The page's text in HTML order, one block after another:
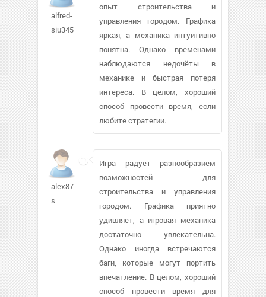
alfred-
siu345
опыт строительства и
управления городом. Графика
яркая, а механика интуитивно
понятна. Однако временами
наблюдаются недочёты в
механике и быстрая потеря
интереса. В целом, хороший
способ провести время, если
любите стратегии.
alex87-
s
Игра радует разнообразием
возможностей для
строительства и управления
городом. Графика приятно
удивляет, а игровая механика
достаточно увлекательна.
Однако иногда встречаются
баги, которые могут портить
впечатление. В целом, хороший
способ провести время для